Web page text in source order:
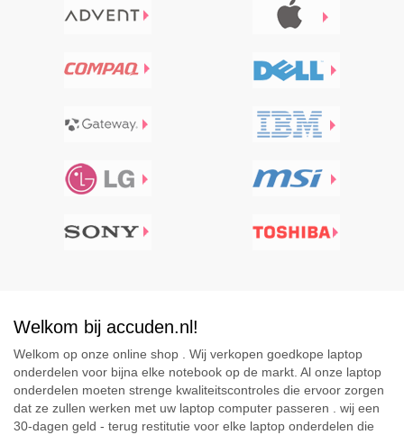
Welkom bij accuden.nl!
Welkom op onze online shop . Wij verkopen goedkope laptop
onderdelen voor bijna elke notebook op de markt. Al onze laptop
onderdelen moeten strenge kwaliteitscontroles die ervoor zorgen
dat ze zullen werken met uw laptop computer passeren . wij een
30-dagen geld - terug restitutie voor elke laptop onderdelen die